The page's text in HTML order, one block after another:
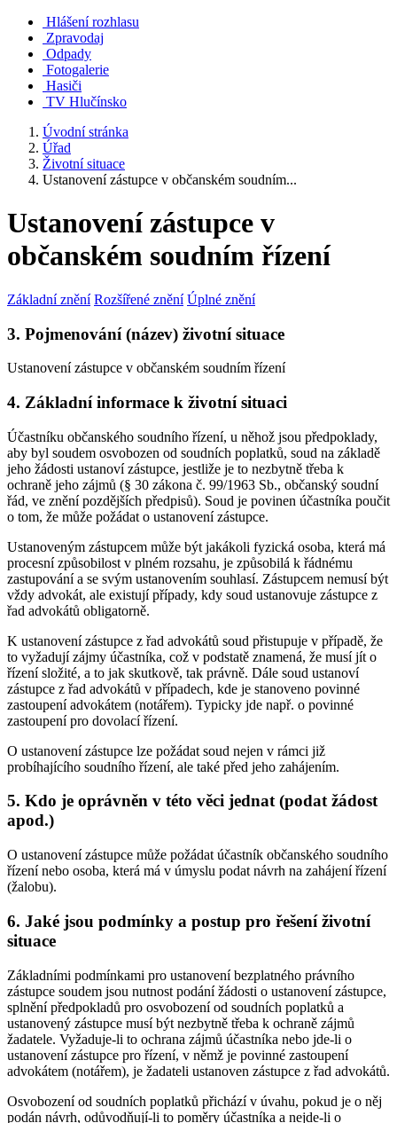
Hlášení rozhlasu
Zpravodaj
Odpady
Fotogalerie
Hasiči
TV Hlučínsko
Úvodní stránka
Úřad
Životní situace
Ustanovení zástupce v občanském soudním...
Ustanovení zástupce v
občanském soudním řízení
Základní znění Rozšířené znění Úplné znění
3. Pojmenování (název) životní situace
Ustanovení zástupce v občanském soudním řízení
4. Základní informace k životní situaci
Účastníku občanského soudního řízení, u něhož jsou předpoklady,
aby byl soudem osvobozen od soudních poplatků, soud na základě
jeho žádosti ustanoví zástupce, jestliže je to nezbytně třeba k
ochraně jeho zájmů (§ 30 zákona č. 99/1963 Sb., občanský soudní
řád, ve znění pozdějších předpisů). Soud je povinen účastníka poučit
o tom, že může požádat o ustanovení zástupce.
Ustanoveným zástupcem může být jakákoli fyzická osoba, která má
procesní způsobilost v plném rozsahu, je způsobilá k řádnému
zastupování a se svým ustanovením souhlasí. Zástupcem nemusí být
vždy advokát, ale existují případy, kdy soud ustanovuje zástupce z
řad advokátů obligatorně.
K ustanovení zástupce z řad advokátů soud přistupuje v případě, že
to vyžadují zájmy účastníka, což v podstatě znamená, že musí jít o
řízení složité, a to jak skutkově, tak právně. Dále soud ustanoví
zástupce z řad advokátů v případech, kde je stanoveno povinné
zastoupení advokátem (notářem). Typicky jde např. o povinné
zastoupení pro dovolací řízení.
O ustanovení zástupce lze požádat soud nejen v rámci již
probíhajícího soudního řízení, ale také před jeho zahájením.
5. Kdo je oprávněn v této věci jednat (podat žádost
apod.)
O ustanovení zástupce může požádat účastník občanského soudního
řízení nebo osoba, která má v úmyslu podat návrh na zahájení řízení
(žalobu).
6. Jaké jsou podmínky a postup pro řešení životní
situace
Základními podmínkami pro ustanovení bezplatného právního
zástupce soudem jsou nutnost podání žádosti o ustanovení zástupce,
splnění předpokladů pro osvobození od soudních poplatků a
ustanovený zástupce musí být nezbytně třeba k ochraně zájmů
žadatele. Vyžaduje-li to ochrana zájmů účastníka nebo jde-li o
ustanovení zástupce pro řízení, v němž je povinné zastoupení
advokátem (notářem), je žadateli ustanoven zástupce z řad advokátů.
Osvobození od soudních poplatků přichází v úvahu, pokud je o něj
podán návrh, odůvodňují-li to poměry účastníka a nejde-li o